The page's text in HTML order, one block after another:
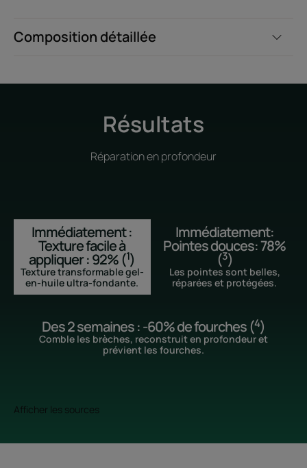
Galénique inédite transformable gel-en-huile, absorbée
Composition détaillée
Résultats
Réparation en profondeur
Immédiatement :
Texture facile à
appliquer : 92% (1)
Texture transformable gel-
en-huile ultra-fondante.
Immédiatement:
Pointes douces: 78%
(3)
Les pointes sont belles,
réparées et protégées.
Des 2 semaines : -60% de fourches (4)
Comble les brèches, reconstruit en profondeur et
prévient les fourches.
Afficher les sources